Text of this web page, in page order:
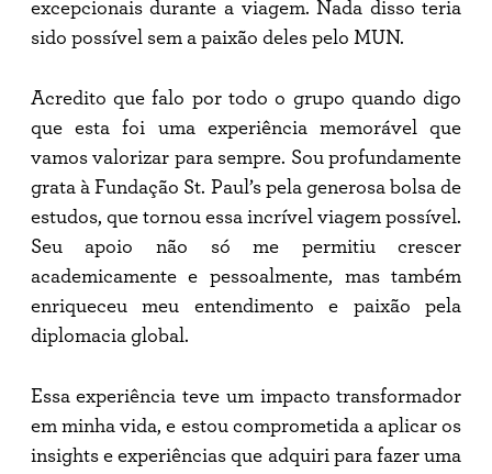
excepcionais durante a viagem. Nada disso teria
sido possível sem a paixão deles pelo MUN.
Acredito que falo por todo o grupo quando digo
que esta foi uma experiência memorável que
vamos valorizar para sempre. Sou profundamente
grata à Fundação St. Paul’s pela generosa bolsa de
estudos, que tornou essa incrível viagem possível.
Seu apoio não só me permitiu crescer
academicamente e pessoalmente, mas também
enriqueceu meu entendimento e paixão pela
diplomacia global.
Essa experiência teve um impacto transformador
em minha vida, e estou comprometida a aplicar os
insights e experiências que adquiri para fazer uma